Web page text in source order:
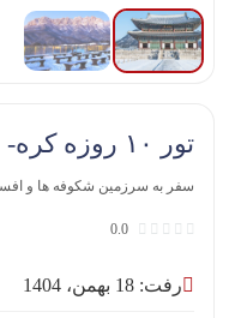
تور ۱۰ روزه کره- ژاپن بهمن ماه
سفر به سرزمین شکوفه ها و افسانه ها با ۱۰۰ میلیون
0.0
رفت: 18 بهمن، 1404